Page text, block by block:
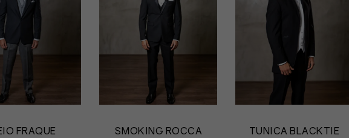
FRAQUE
SMOKING ROCCA
TUNICA BLACKTIE